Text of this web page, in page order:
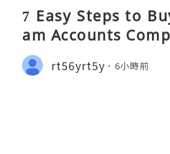
7 Easy Steps to
am Accounts
rt56yrt5y 6小時前